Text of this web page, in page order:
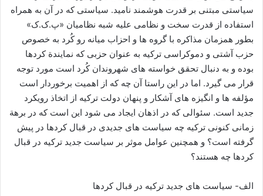
سیاستی مبتنی بر قدرت هوشمند نامید. سیاستی که در آن به همراه
استفاده از قدرت سخت و نظامی علیه شبه نظامیان «پ.ک.ک»
بطور همزمان مذاکره با گروه ها و احزاب میانه رو کُرد به خصوص
حزب آشتی و دموکراسی ترکیه به عنوان حزبی که نمایندة کردها
بوده و به دنبال تحقق خواسته های شهروندان کُرد است مورد توجه
قرار می گیرد. اما در این راستا آن چه که از اهمیت برخوردار است
مؤلفه ها و انگیزه های آشکار و پنهان دولت ترکیه از اتخاذ رویکرد
جدید است. سئوالی که در اذهان ایجاد می شود این است که در برهة
زمانی کنونی ترکیه چه سیاست های جدیدی در قبال کردها در پیش
گرفته است؟ و همچنین عوامل موثر بر سیاست جدید ترکیه در قبال
کردها چه هستند؟
الف- سیاست های جدید ترکیه در قبال کردها